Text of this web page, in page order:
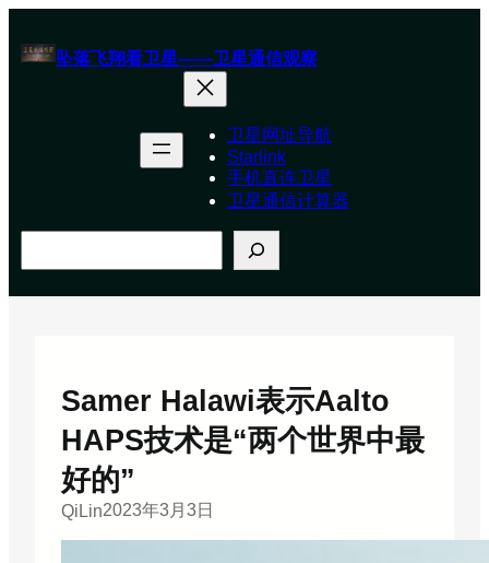
内
坠落飞翔看卫星——卫星通信观察
卫星网址导航
Starlink
手机直连卫星
卫星通信计算器
Samer Halawi表示Aalto
HAPS技术是“两个世界中最
好的”
QiLin2023年3月3日